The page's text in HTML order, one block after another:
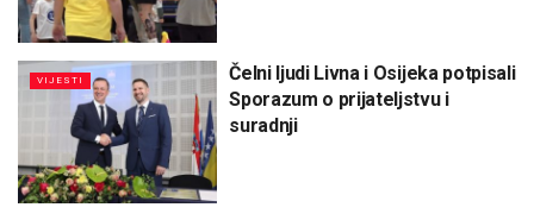
VIJESTI
Čelni ljudi Livna i Osijeka potpisali
Sporazum o prijateljstvu i
suradnji